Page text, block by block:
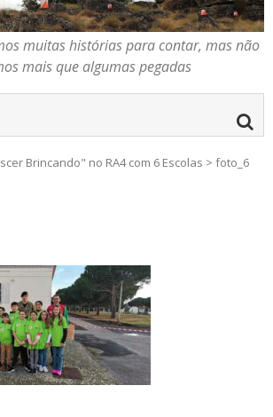
muitas histórias para contar, mas não
mais que algumas pegadas
Brincando" no RA4 com 6 Escolas > foto_6